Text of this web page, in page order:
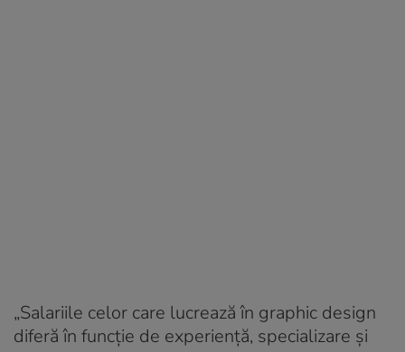
„Salariile celor care lucrează în graphic design
diferă în funcție de experiență, specializare și